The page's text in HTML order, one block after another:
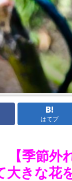
はてブ
季節外
大きな